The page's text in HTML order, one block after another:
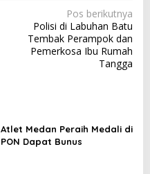
Pos berikutnya
Polisi di Labuhan Batu
Tembak Perampok dan
Pemerkosa Ibu Rumah
Tangga
Atlet Medan Peraih Medali di
PON Dapat Bunus